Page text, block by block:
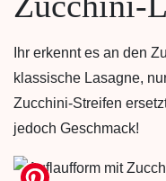
Ihr erkennt es an den
klassische Lasagne,
Zucchini-Streifen
jedoch Geschmack!